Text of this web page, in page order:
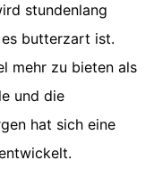
stundenlang
butterzart ist.
mehr zu bieten als
und die
hat sich eine